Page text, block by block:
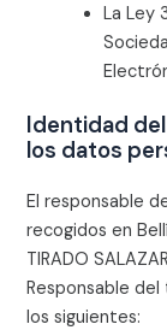
La Ley
Identidad
los datos
El responsable
recogidos en
TIRADO
Responsable
los siguientes: